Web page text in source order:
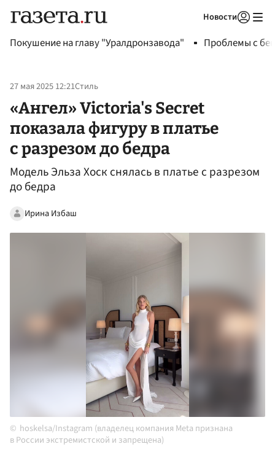
Новости
Покушение на главу "Уралдронзавода" Проблемы с
27 мая 2025 12:21Стиль
«Ангел» Victoria's Secret
показала фигуру в платье
с разрезом до бедра
Модель Эльза Хоск снялась в платье с разрезом
до бедра
Ирина Избаш
hoskelsa/Instagram (владелец компания Meta признана
в России экстремистской и запрещена)